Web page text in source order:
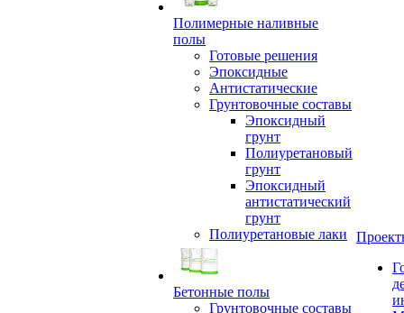
Полимерные наливные
полы
Готовые решения
Эпоксидные
Антистатические
Грунтовочные составы
Эпоксидный
грунт
Полиуретановый
грунт
Эпоксидный
антистатический
грунт
Полиуретановые лаки
Бетонные полы
Грунтовочные составы